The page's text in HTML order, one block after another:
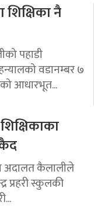
नै
पहाडी
वडानम्बर ७
आधारभूत...
कैद
अदालत कैलालीले
प्रहरी स्कुलकी